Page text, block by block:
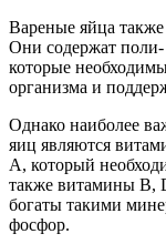
Вареные яйца
Они содержат
которые
организма и
Однако наиболее
яиц являются
А, который
также витамины В,
богаты такими
фосфор.